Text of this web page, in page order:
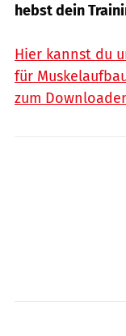
hebst dein
Hier kannst du
für
zum